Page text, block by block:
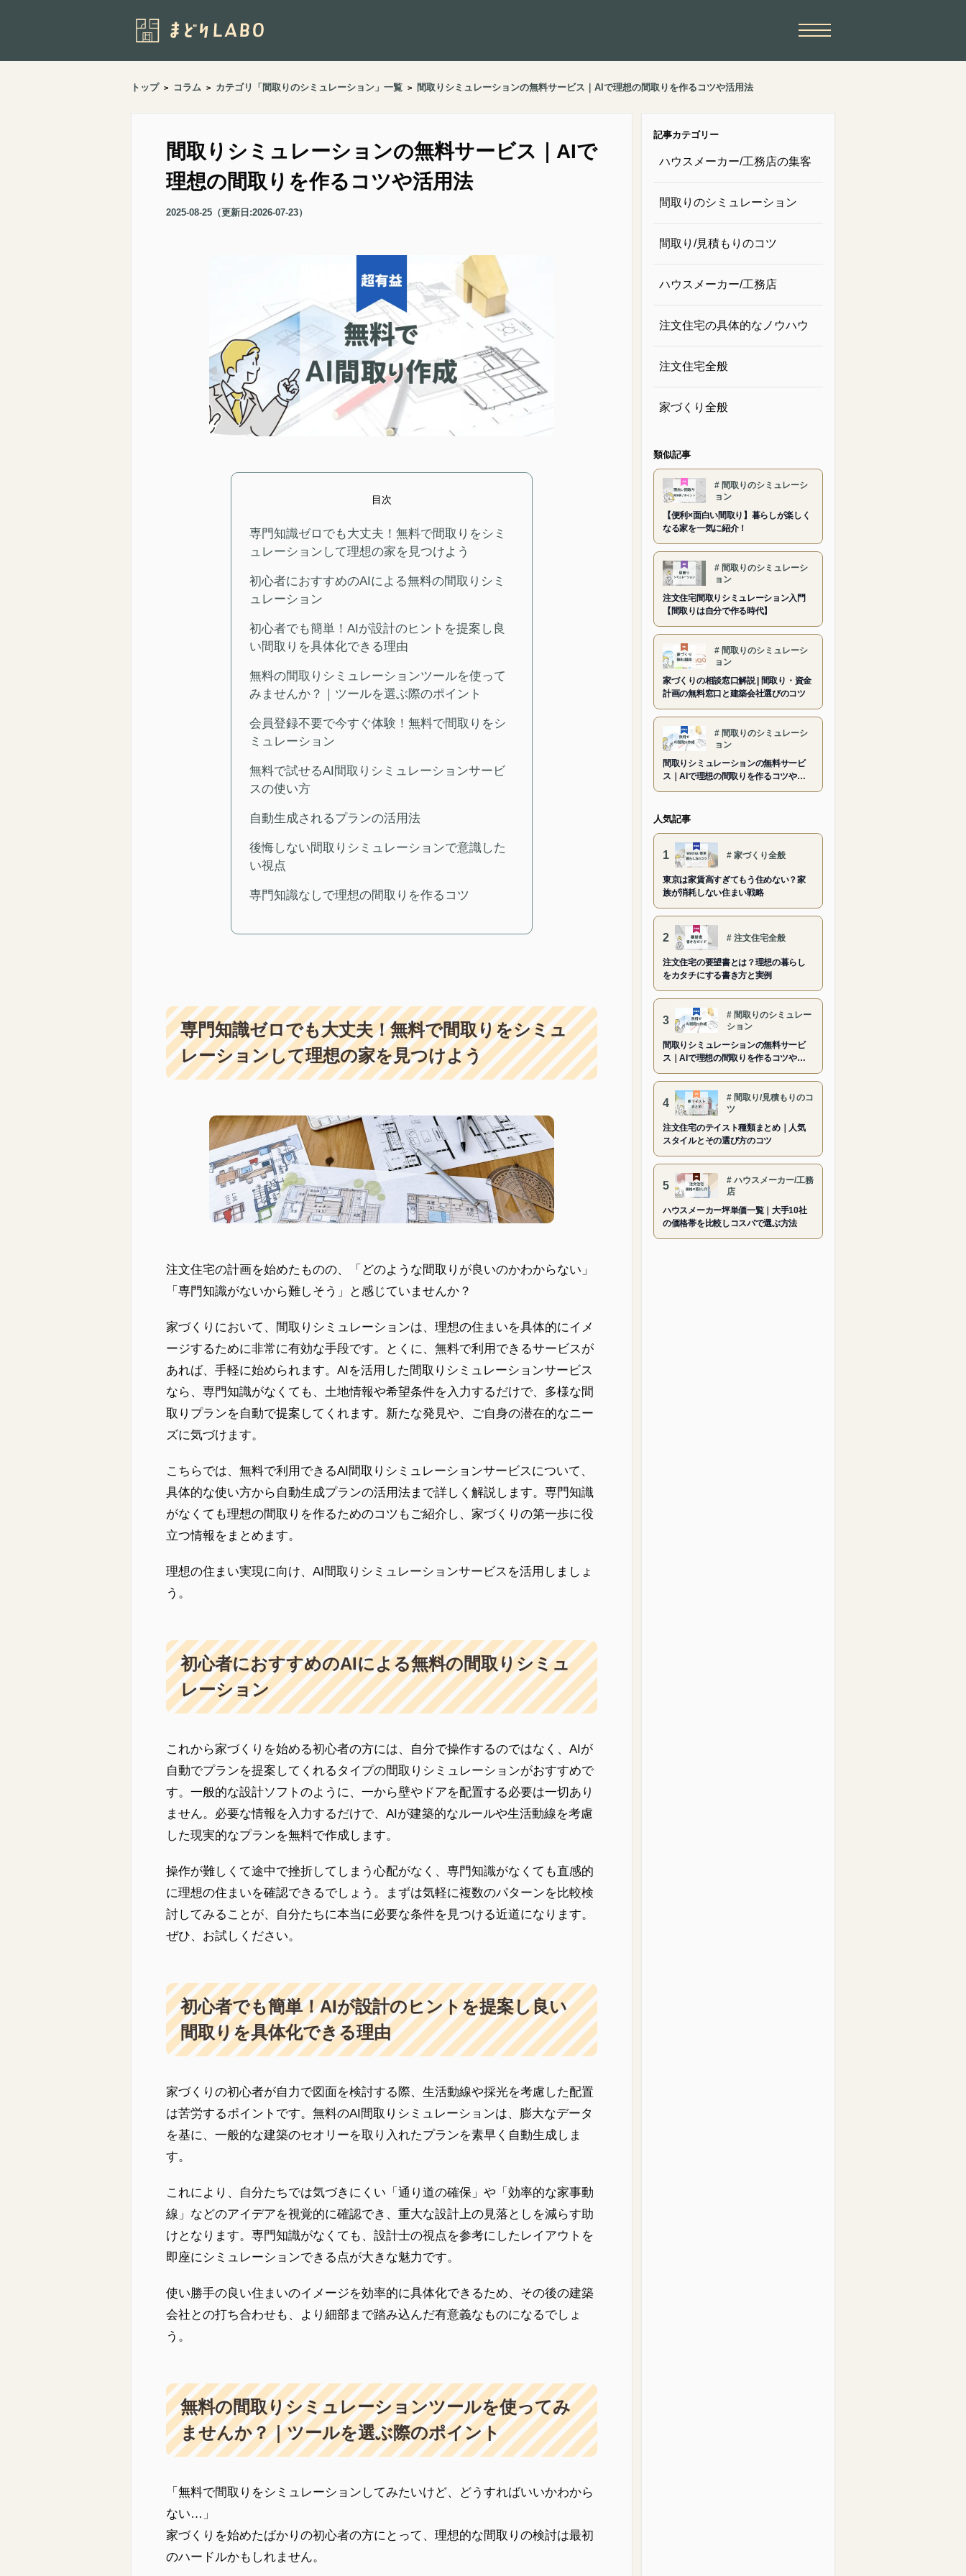
トップ > コラム > カテゴリ「 間取りのシミュレーション 」一覧 > 間取りシミュレーションの無料サービス｜AIで理想の間取りを作るコツや活用法
間取りシミュレーションの無料サービス｜AIで
理想の間取りを作るコツや活用法
2025-08-25 （更新日:2026-07-23）
目次
専門知識ゼロでも大丈夫！無料で間取りをシミ
ュレーションして理想の家を見つけよう
初心者におすすめのAIによる無料の間取りシミ
ュレーション
初心者でも簡単！AIが設計のヒントを提案し良
い間取りを具体化できる理由
無料の間取りシミュレーションツールを使って
みませんか？｜ツールを選ぶ際のポイント
会員登録不要で今すぐ体験！無料で間取りをシ
ミュレーション
無料で試せるAI間取りシミュレーションサービ
スの使い方
自動生成されるプランの活用法
後悔しない間取りシミュレーションで意識した
い視点
専門知識なしで理想の間取りを作るコツ
専門知識ゼロでも大丈夫！無料で間取りをシミュ
レーションして理想の家を見つけよう
注文住宅の計画を始めたものの、「どのような間取りが良いのかわからない」
「専門知識がないから難しそう」と感じていませんか？
家づくりにおいて、間取りシミュレーションは、理想の住まいを具体的にイメ
ージするために非常に有効な手段です。とくに、無料で利用できるサービスが
あれば、手軽に始められます。AIを活用した間取りシミュレーションサービス
なら、専門知識がなくても、土地情報や希望条件を入力するだけで、多様な間
取りプランを自動で提案してくれます。新たな発見や、ご自身の潜在的なニー
ズに気づけます。
こちらでは、無料で利用できるAI間取りシミュレーションサービスについて、
具体的な使い方から自動生成プランの活用法まで詳しく解説します。専門知識
がなくても理想の間取りを作るためのコツもご紹介し、家づくりの第一歩に役
立つ情報をまとめます。
理想の住まい実現に向け、AI間取りシミュレーションサービスを活用しましょ
う。
初心者におすすめのAIによる無料の間取りシミュ
レーション
これから家づくりを始める初心者の方には、自分で操作するのではなく、AIが
自動でプランを提案してくれるタイプの間取りシミュレーションがおすすめで
す。一般的な設計ソフトのように、一から壁やドアを配置する必要は一切あり
ません。必要な情報を入力するだけで、AIが建築的なルールや生活動線を考慮
した現実的なプランを無料で作成します。
操作が難しくて途中で挫折してしまう心配がなく、専門知識がなくても直感的
に理想の住まいを確認できるでしょう。まずは気軽に複数のパターンを比較検
討してみることが、自分たちに本当に必要な条件を見つける近道になります。
ぜひ、お試しください。
初心者でも簡単！AIが設計のヒントを提案し良い
間取りを具体化できる理由
家づくりの初心者が自力で図面を検討する際、生活動線や採光を考慮した配置
は苦労するポイントです。無料のAI間取りシミュレーションは、膨大なデータ
を基に、一般的な建築のセオリーを取り入れたプランを素早く自動生成しま
す。
これにより、自分たちでは気づきにくい「通り道の確保」や「効率的な家事動
線」などのアイデアを視覚的に確認でき、重大な設計上の見落としを減らす助
けとなります。専門知識がなくても、設計士の視点を参考にしたレイアウトを
即座にシミュレーションできる点が大きな魅力です。
使い勝手の良い住まいのイメージを効率的に具体化できるため、その後の建築
会社との打ち合わせも、より細部まで踏み込んだ有意義なものになるでしょ
う。
無料の間取りシミュレーションツールを使ってみ
ませんか？｜ツールを選ぶ際のポイント
「無料で間取りをシミュレーションしてみたいけど、どうすればいいかわから
ない…」
家づくりを始めたばかりの初心者の方にとって、理想的な間取りの検討は最初
のハードルかもしれません。
記事カテゴリー
ハウスメーカー/工務店の集客
間取りのシミュレーション
間取り/見積もりのコツ
ハウスメーカー/工務店
注文住宅の具体的なノウハウ
注文住宅全般
家づくり全般
類似記事
# 間取りのシミュレーシ
ョン
【便利×面白い間取り】暮らしが楽しく
なる家を一気に紹介！
# 間取りのシミュレーシ
ョン
注文住宅間取りシミュレーション入門
【間取りは自分で作る時代】
# 間取りのシミュレーシ
ョン
家づくりの相談窓口解説 | 間取り・資金
計画の無料窓口と建築会社選びのコツ
# 間取りのシミュレーシ
ョン
間取りシミュレーションの無料サービ
ス｜AIで理想の間取りを作るコツや活
用法
人気記事
1 # 家づくり全般
東京は家賃高すぎてもう住めない？家
族が消耗しない住まい戦略
2 # 注文住宅全般
注文住宅の要望書とは？理想の暮らし
をカタチにする書き方と実例
3 # 間取りのシミュレー
ション
間取りシミュレーションの無料サービ
ス｜AIで理想の間取りを作るコツや活
用法
4 # 間取り/見積もりのコ
ツ
注文住宅のテイスト種類まとめ｜人気
スタイルとその選び方のコツ
5 # ハウスメーカー/工務
店
ハウスメーカー坪単価一覧｜大手10社
の価格帯を比較しコスパで選ぶ方法